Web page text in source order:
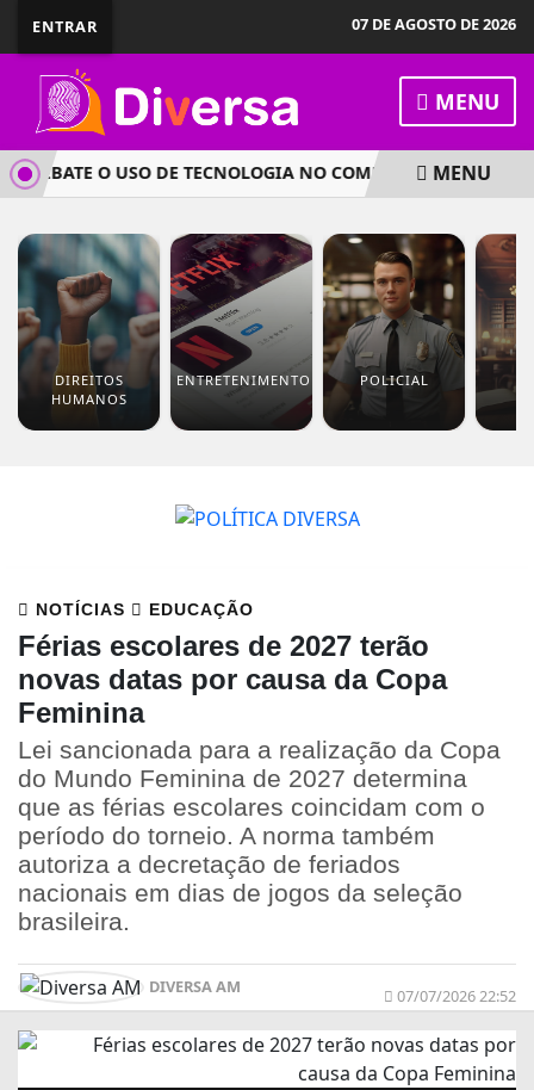
ENTRAR 07 DE AGOSTO DE 2026
MENU
O USO DE TECNOLOGIA NO COMBATE À VIOLÊNCIA
MENU
DIREITOS
HUMANOS
ENTRETENIMENTO POLICIAL
NOTÍCIAS EDUCAÇÃO
Férias escolares de 2027 terão
novas datas por causa da Copa
Feminina
Lei sancionada para a realização da Copa
do Mundo Feminina de 2027 determina
que as férias escolares coincidam com o
período do torneio. A norma também
autoriza a decretação de feriados
nacionais em dias de jogos da seleção
brasileira.
DIVERSA AM 07/07/2026 22:52